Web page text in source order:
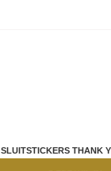
SLUITSTICKERS THANK